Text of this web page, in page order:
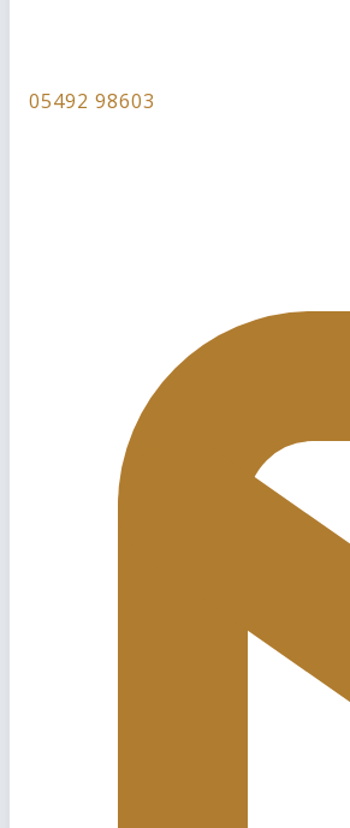
05492 98603